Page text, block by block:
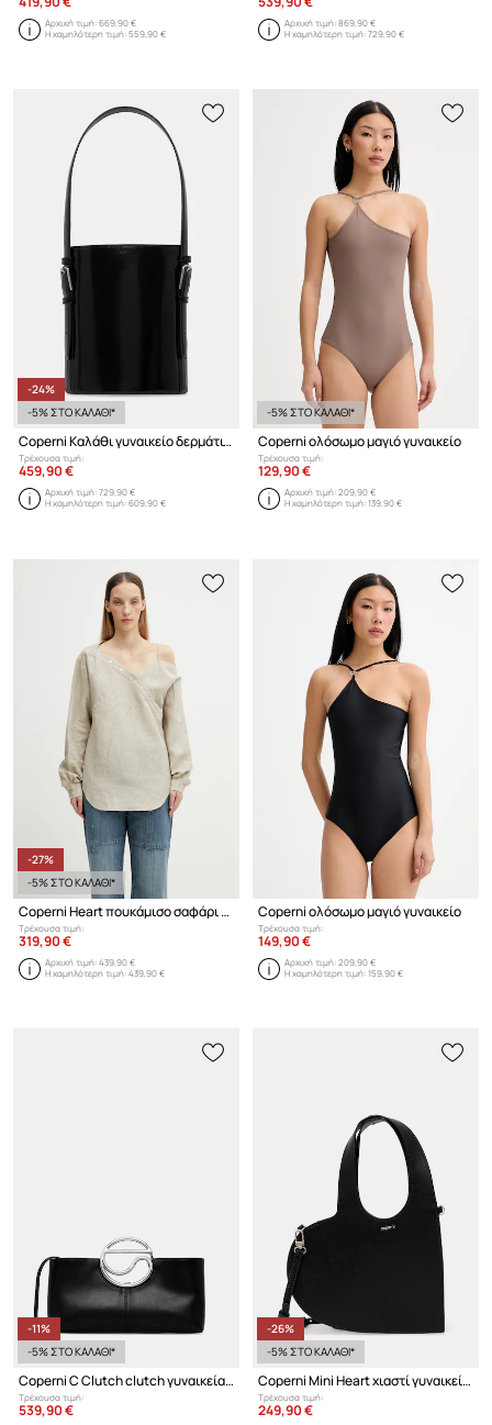
Αρχική τιμή:669,90 €
Η χαμηλότερη τιμή:559,90 €
Αρχική τιμή:869,90 €
Η χαμηλότερη τιμή:729,90 €
-24%
-5% ΣΤΟ ΚΑΛΑΘΙ*
Coperni Καλάθι γυναικείο δερμάτινο
Τρέχουσα τιμή:
459,90 €
Αρχική τιμή:729,90 €
Η χαμηλότερη τιμή:609,90 €
-5% ΣΤΟ ΚΑΛΑΘΙ*
Coperni ολόσωμο μαγιό γυναικείο
Τρέχουσα τιμή:
129,90 €
Αρχική τιμή:209,90 €
Η χαμηλότερη τιμή:139,90 €
-27%
-5% ΣΤΟ ΚΑΛΑΘΙ*
Coperni Heart πουκάμισο σαφάρι γυναικείο λινό απλό
Τρέχουσα τιμή:
319,90 €
Αρχική τιμή:439,90 €
Η χαμηλότερη τιμή:439,90 €
Coperni ολόσωμο μαγιό γυναικείο
Τρέχουσα τιμή:
149,90 €
Αρχική τιμή:209,90 €
Η χαμηλότερη τιμή:159,90 €
-11%
-5% ΣΤΟ ΚΑΛΑΘΙ*
Coperni C Clutch clutch γυναικεία δερμάτινη
Τρέχουσα τιμή:
539,90 €
-26%
-5% ΣΤΟ ΚΑΛΑΘΙ*
Coperni Mini Heart χιαστί γυναικεία δερμάτινη
Τρέχουσα τιμή:
249,90 €